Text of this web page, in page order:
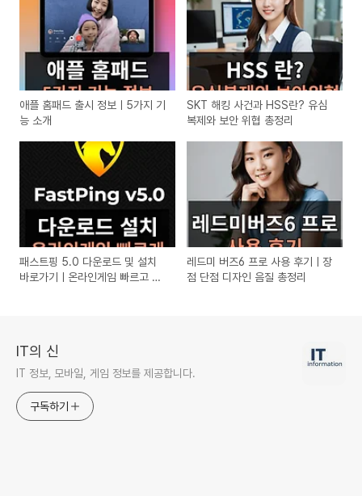
애플 홈패드 출시 정보ㅣ5가지 기
능 소개
SKT 해킹 사건과 HSS란? 유심
복제와 보안 위협 총정리
패스트핑 5.0 다운로드 및 설치
바로가기ㅣ온라인게임 빠르고 부
레드미 버즈6 프로 사용 후기ㅣ장
점 단점 디자인 음질 총정리
IT의 신
IT 정보, 모바일, 게임 정보를 제공합니다.
구독하기